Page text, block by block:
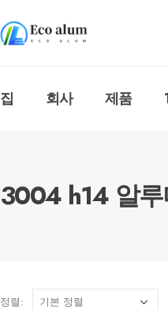
집 회사 제품
3004 h14 알
정렬: